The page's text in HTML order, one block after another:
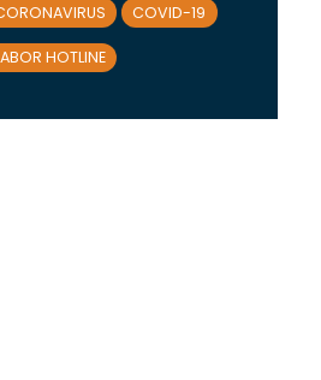
COVID-19
HOTLINE